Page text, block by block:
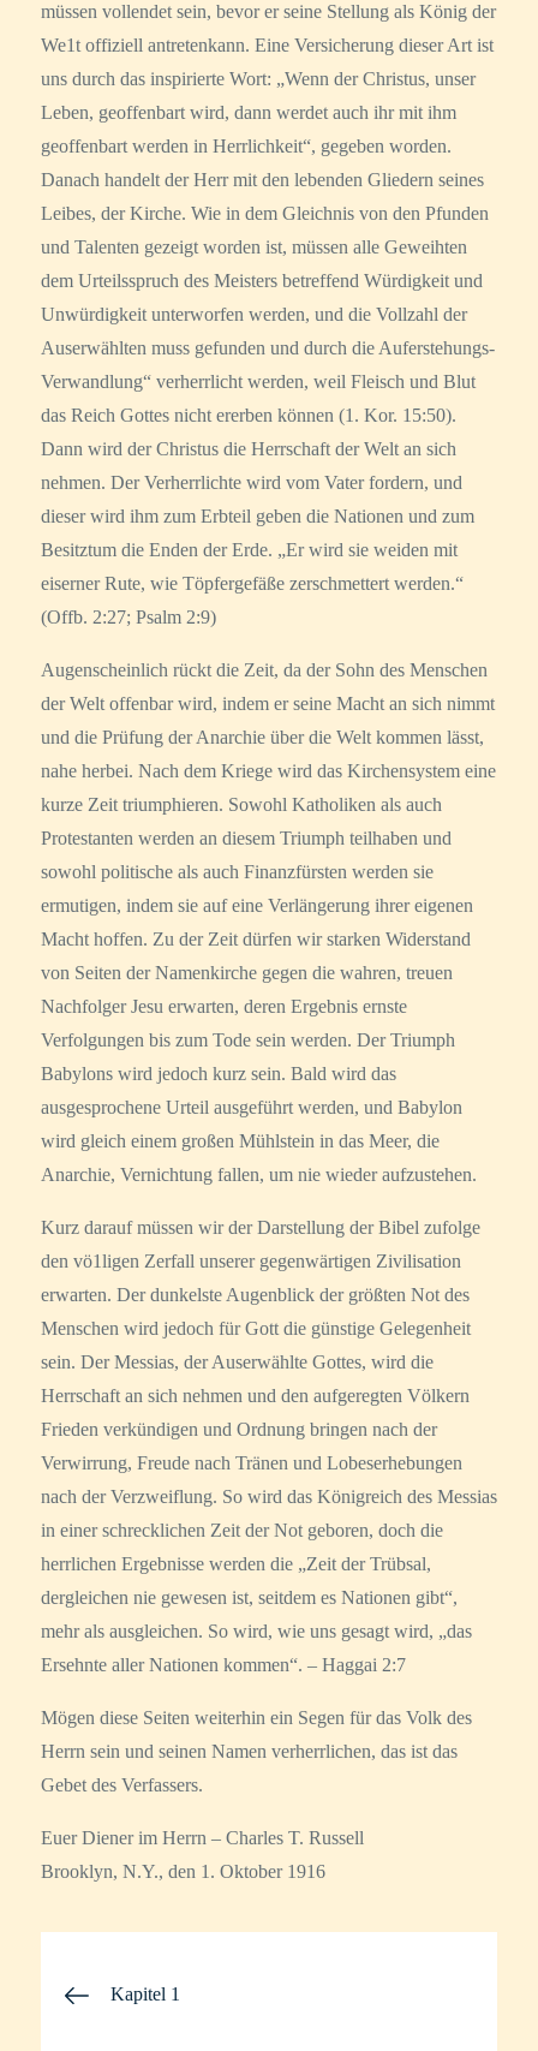
müssen vollendet sein, bevor er seine Stellung als König der
We1t offiziell antretenkann. Eine Versicherung dieser Art ist
uns durch das inspirierte Wort: „Wenn der Christus, unser
Leben, geoffenbart wird, dann werdet auch ihr mit ihm
geoffenbart werden in Herrlichkeit“, gegeben worden.
Danach handelt der Herr mit den lebenden Gliedern seines
Leibes, der Kirche. Wie in dem Gleichnis von den Pfunden
und Talenten gezeigt worden ist, müssen alle Geweihten
dem Urteilsspruch des Meisters betreffend Würdigkeit und
Unwürdigkeit unterworfen werden, und die Vollzahl der
Auserwählten muss gefunden und durch die Auferstehungs-
Verwandlung“ verherrlicht werden, weil Fleisch und Blut
das Reich Gottes nicht ererben können (1. Kor. 15:50).
Dann wird der Christus die Herrschaft der Welt an sich
nehmen. Der Verherrlichte wird vom Vater fordern, und
dieser wird ihm zum Erbteil geben die Nationen und zum
Besitztum die Enden der Erde. „Er wird sie weiden mit
eiserner Rute, wie Töpfergefäße zerschmettert werden.“
(Offb. 2:27; Psalm 2:9)
Augenscheinlich rückt die Zeit, da der Sohn des Menschen
der Welt offenbar wird, indem er seine Macht an sich nimmt
und die Prüfung der Anarchie über die Welt kommen lässt,
nahe herbei. Nach dem Kriege wird das Kirchensystem eine
kurze Zeit triumphieren. Sowohl Katholiken als auch
Protestanten werden an diesem Triumph teilhaben und
sowohl politische als auch Finanzfürsten werden sie
ermutigen, indem sie auf eine Verlängerung ihrer eigenen
Macht hoffen. Zu der Zeit dürfen wir starken Widerstand
von Seiten der Namenkirche gegen die wahren, treuen
Nachfolger Jesu erwarten, deren Ergebnis ernste
Verfolgungen bis zum Tode sein werden. Der Triumph
Babylons wird jedoch kurz sein. Bald wird das
ausgesprochene Urteil ausgeführt werden, und Babylon
wird gleich einem großen Mühlstein in das Meer, die
Anarchie, Vernichtung fallen, um nie wieder aufzustehen.
Kurz darauf müssen wir der Darstellung der Bibel zufolge
den vö1ligen Zerfall unserer gegenwärtigen Zivilisation
erwarten. Der dunkelste Augenblick der größten Not des
Menschen wird jedoch für Gott die günstige Gelegenheit
sein. Der Messias, der Auserwählte Gottes, wird die
Herrschaft an sich nehmen und den aufgeregten Völkern
Frieden verkündigen und Ordnung bringen nach der
Verwirrung, Freude nach Tränen und Lobeserhebungen
nach der Verzweiflung. So wird das Königreich des Messias
in einer schrecklichen Zeit der Not geboren, doch die
herrlichen Ergebnisse werden die „Zeit der Trübsal,
dergleichen nie gewesen ist, seitdem es Nationen gibt“,
mehr als ausgleichen. So wird, wie uns gesagt wird, „das
Ersehnte aller Nationen kommen“. – Haggai 2:7
Mögen diese Seiten weiterhin ein Segen für das Volk des
Herrn sein und seinen Namen verherrlichen, das ist das
Gebet des Verfassers.
Euer Diener im Herrn – Charles T. Russell
Brooklyn, N.Y., den 1. Oktober 1916
Beitragsnavigation
Kapitel 1